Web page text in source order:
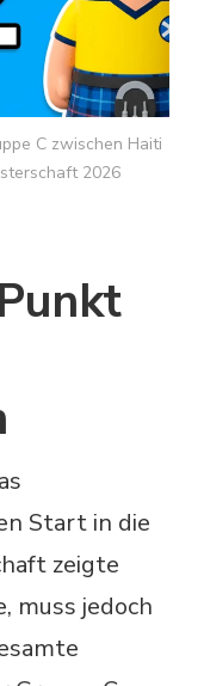
C zwischen Haiti
2026
Start in die
zeigte
muss jedoch